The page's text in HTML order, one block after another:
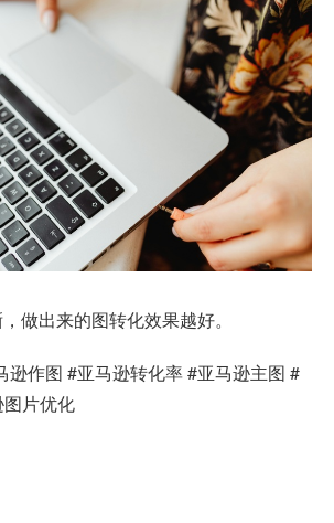
做出来的图转化效果越好。
逊作图 #亚马逊转化率 #亚马逊主图 #
片优化